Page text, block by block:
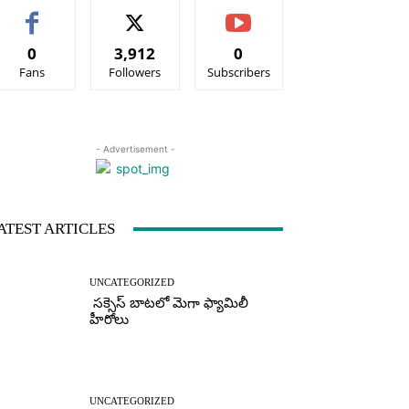
0
Fans
3,912
Followers
0
Subscribers
- Advertisement -
ARTICLES
UNCATEGORIZED
సక్సెస్ బాటలో మెగా ఫ్యామిలీ
హీరోలు
UNCATEGORIZED